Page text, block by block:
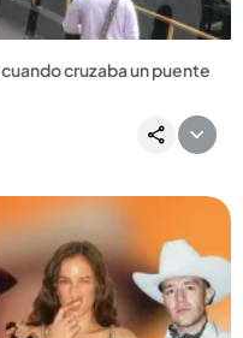
cruzaba un puente
barrio a vivir a otra zona,
por sicarios que iban...